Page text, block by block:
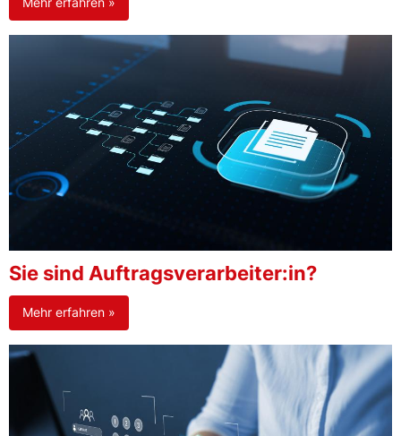
Sie sind Auftragsverarbeiter:in?
Mehr erfahren »